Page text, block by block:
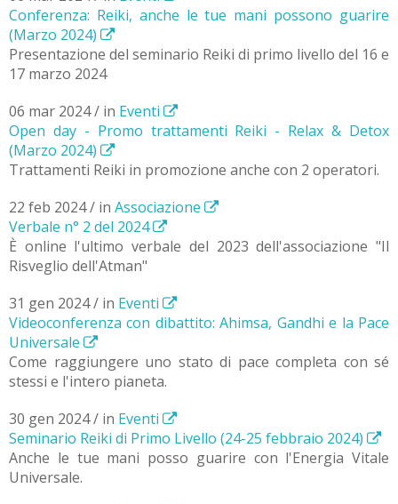
Conferenza: Reiki, anche le tue mani possono guarire
(Marzo 2024)
Presentazione del seminario Reiki di primo livello del 16 e
17 marzo 2024
06 mar 2024 / in Eventi
Open day - Promo trattamenti Reiki - Relax & Detox
(Marzo 2024)
Trattamenti Reiki in promozione anche con 2 operatori.
22 feb 2024 / in Associazione
Verbale n° 2 del 2024
È online l'ultimo verbale del 2023 dell'associazione "Il
Risveglio dell'Atman"
31 gen 2024 / in Eventi
Videoconferenza con dibattito: Ahimsa, Gandhi e la Pace
Universale
Come raggiungere uno stato di pace completa con sé
stessi e l'intero pianeta.
30 gen 2024 / in Eventi
Seminario Reiki di Primo Livello (24-25 febbraio 2024)
Anche le tue mani posso guarire con l'Energia Vitale
Universale.